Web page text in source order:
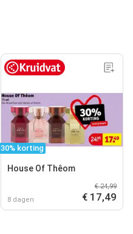
30% korting
House Of Thêom
8 dagen
€ 24,99
€ 17,49